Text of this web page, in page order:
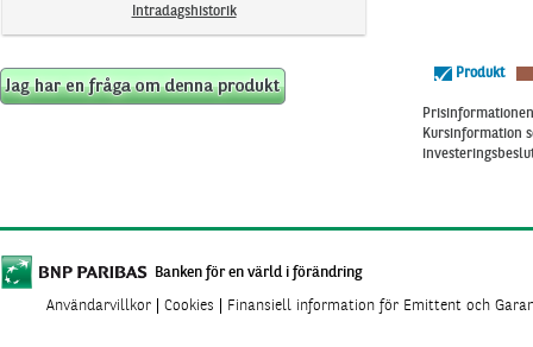
Intradagshistorik
Produkt
Kursinformation
Banken för en värld i förändring
Användarvillkor Cookies Finansiell information för Emittent och